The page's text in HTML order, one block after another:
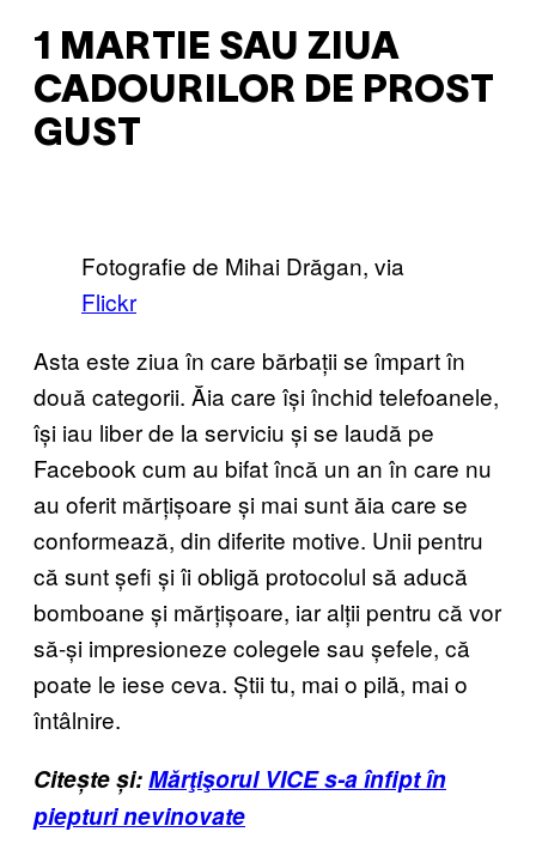
1 MARTIE SAU ZIUA
CADOURILOR DE PROST
GUST
Fotografie de Mihai Drăgan, via
Flickr
Asta este ziua în care bărbații se împart în
două categorii. Ăia care își închid telefoanele,
își iau liber de la serviciu și se laudă pe
Facebook cum au bifat încă un an în care nu
au oferit mărțișoare și mai sunt ăia care se
conformează, din diferite motive. Unii pentru
că sunt șefi și îi obligă protocolul să aducă
bomboane și mărțișoare, iar alții pentru că vor
să-și impresioneze colegele sau șefele, că
poate le iese ceva. Știi tu, mai o pilă, mai o
întâlnire.
Citește și:Mărţişorul VICE s-a înfipt în
piepturi nevinovate